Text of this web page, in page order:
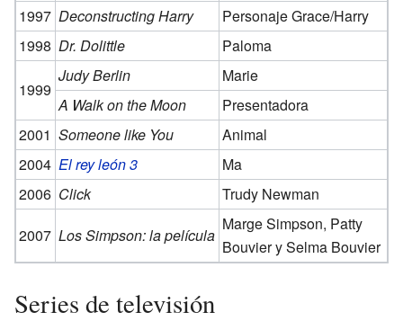
1997 Deconstructing Harry
Personaje Grace/Harry
1998 Dr. Dolittle Paloma
1999
Judy Berlin
Marie
A Walk on the Moon
Presentadora
2001 Someone like You
Animal
2004 El rey león 3
Ma
2006 Click
Trudy Newman
2007 Los Simpson: la película
Marge Simpson, Patty
Bouvier y Selma Bouvier
Series de televisión